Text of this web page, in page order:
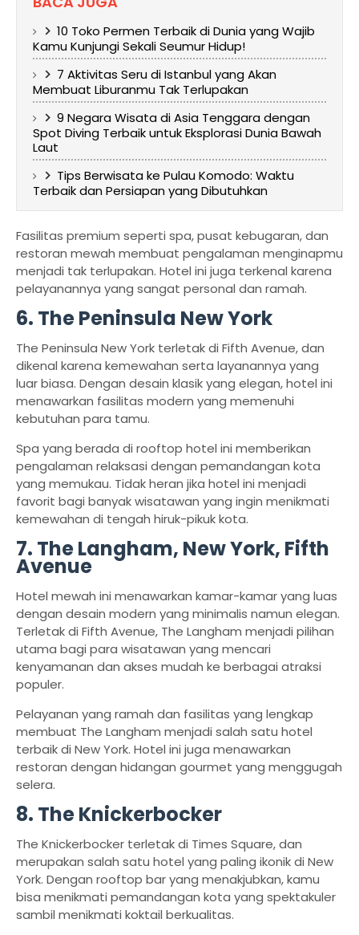
10 Toko Permen Terbaik di Dunia yang Wajib
Kamu Kunjungi Sekali Seumur Hidup!
7 Aktivitas Seru di Istanbul yang Akan
Membuat Liburanmu Tak Terlupakan
9 Negara Wisata di Asia Tenggara dengan
Spot Diving Terbaik untuk Eksplorasi Dunia Bawah
Laut
Tips Berwisata ke Pulau Komodo: Waktu
Terbaik dan Persiapan yang Dibutuhkan
Fasilitas premium seperti spa, pusat kebugaran, dan
restoran mewah membuat pengalaman menginapmu
menjadi tak terlupakan. Hotel ini juga terkenal karena
pelayanannya yang sangat personal dan ramah.
6. The Peninsula New York
The Peninsula New York terletak di Fifth Avenue, dan
dikenal karena kemewahan serta layanannya yang
luar biasa. Dengan desain klasik yang elegan, hotel ini
menawarkan fasilitas modern yang memenuhi
kebutuhan para tamu.
Spa yang berada di rooftop hotel ini memberikan
pengalaman relaksasi dengan pemandangan kota
yang memukau. Tidak heran jika hotel ini menjadi
favorit bagi banyak wisatawan yang ingin menikmati
kemewahan di tengah hiruk-pikuk kota.
7. The Langham, New York, Fifth
Avenue
Hotel mewah ini menawarkan kamar-kamar yang luas
dengan desain modern yang minimalis namun elegan.
Terletak di Fifth Avenue, The Langham menjadi pilihan
utama bagi para wisatawan yang mencari
kenyamanan dan akses mudah ke berbagai atraksi
populer.
Pelayanan yang ramah dan fasilitas yang lengkap
membuat The Langham menjadi salah satu hotel
terbaik di New York. Hotel ini juga menawarkan
restoran dengan hidangan gourmet yang menggugah
selera.
8. The Knickerbocker
The Knickerbocker terletak di Times Square, dan
merupakan salah satu hotel yang paling ikonik di New
York. Dengan rooftop bar yang menakjubkan, kamu
bisa menikmati pemandangan kota yang spektakuler
sambil menikmati koktail berkualitas.